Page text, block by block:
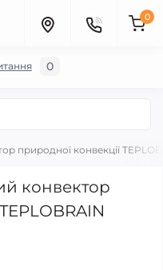
0
природної конвекції
конвектор
0